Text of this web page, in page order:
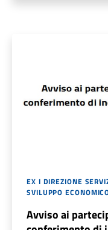
EX I DIREZIONE
SVILUPPO
Avviso ai